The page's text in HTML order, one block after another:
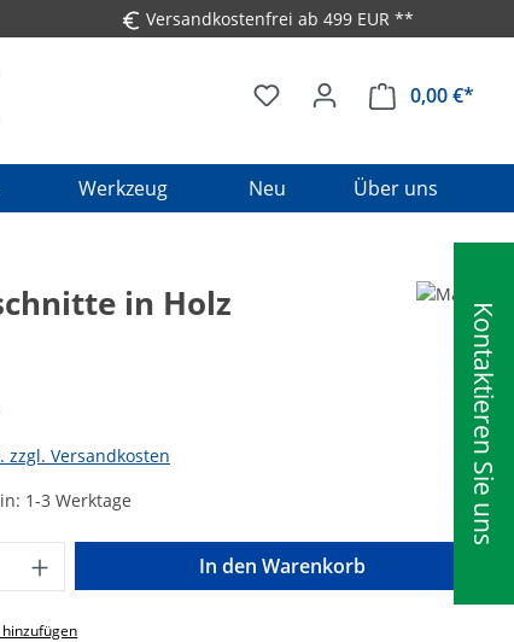
Versandkostenfrei ab 499 EUR **
0,00 €*
Werkzeug Neu Über uns
Kontaktieren Sie uns
in Holz
zzgl. Versandkosten
1-3 Werktage
Gib den gewünschten Wert
In den Warenkorb